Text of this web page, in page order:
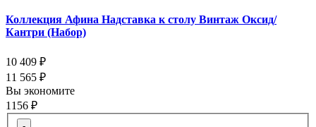
Коллекция Афина Надставка к столу Винтаж Оксид/
Кантри (Набор)
10 409 ₽
11 565 ₽
Вы экономите
1156 ₽